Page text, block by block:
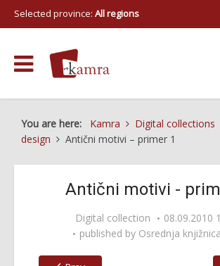
Selected province: All regions
You are here: Kamra Digital collections
design
Antični motivi – primer 1
Antični motivi -
Digital collection
08.09.2010
published by Osrednja